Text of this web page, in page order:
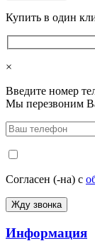
Купить в один
×
Введите номер
Мы перезвоним
Согласен (-на) с
Информация